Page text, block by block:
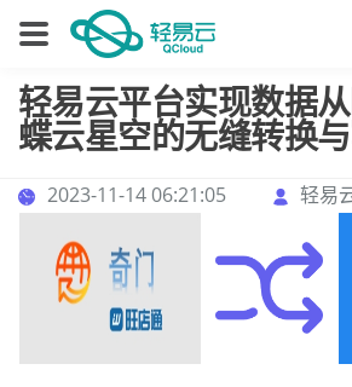
轻易云平台实现数据
蝶云星空的无缝转换
2023-11-14 06:21:05 轻易